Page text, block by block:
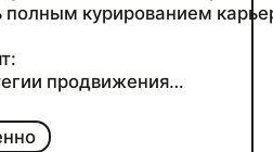
курированием
продвижения
с репертуаром артиста